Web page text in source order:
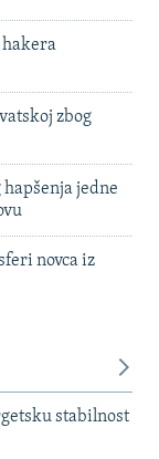
hakera
zbog
jedne
novca iz
stabilnost